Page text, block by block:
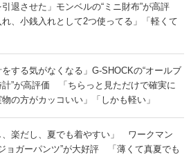
引退させた」モンベルの“ミニ財布”が高評
、小銭入れとして2つ使ってる」「軽くて
をする気がなくなる」G-SHOCKの“オールブ
計”が高評価 「ちらっと見ただけで確実に
の方がカッコいい」「しかも軽い」
、楽だし、夏でも着やすい」 ワークマン
ョガーパンツ”が大好評 「薄くて真夏でも